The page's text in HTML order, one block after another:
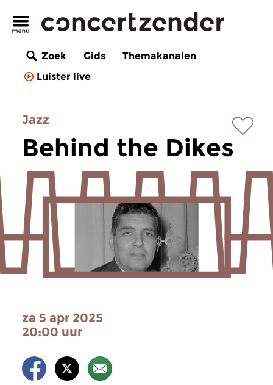
Zoek Gids
Themakanalen
Luister live
Jazz
Behind the Dikes
za 5 apr 2025
20:00 uur